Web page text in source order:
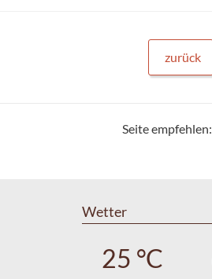
zurück
Seite empfehlen:
Wetter
25 °C